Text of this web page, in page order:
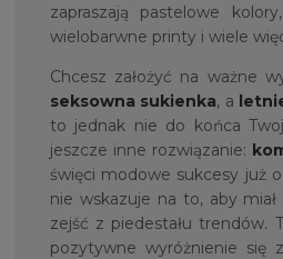
zapraszają pastelowe
wielobarwne printy i wiele
Chcesz założyć na ważne
seksowna sukienka, a
to jednak nie do końca
jeszcze inne rozwiązanie:
święci modowe sukcesy już
nie wskazuje na to, aby
zejść z piedestału trendów.
pozytywne wyróżnienie się